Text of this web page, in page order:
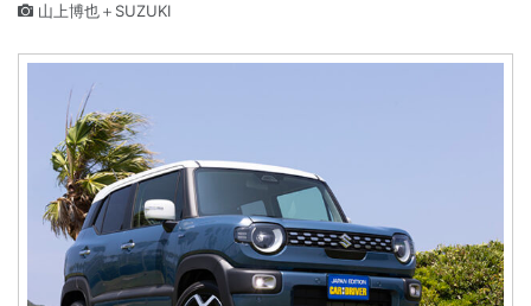
山上博也＋SUZUKI